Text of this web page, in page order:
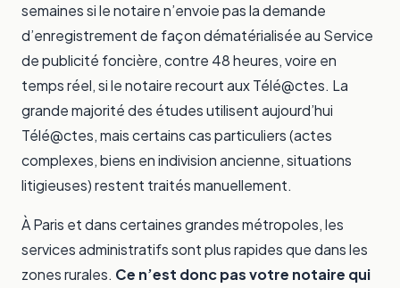
semaines si le notaire n’envoie pas la demande
d’enregistrement de façon dématérialisée au Service
de publicité foncière, contre 48 heures, voire en
temps réel, si le notaire recourt aux Télé@ctes. La
grande majorité des études utilisent aujourd’hui
Télé@ctes, mais certains cas particuliers (actes
complexes, biens en indivision ancienne, situations
litigieuses) restent traités manuellement.
À Paris et dans certaines grandes métropoles, les
services administratifs sont plus rapides que dans les
zones rurales. Ce n’est donc pas votre notaire qui